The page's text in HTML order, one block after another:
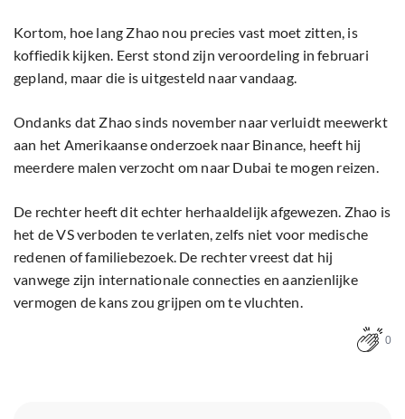
Kortom, hoe lang Zhao nou precies vast moet zitten, is
koffiedik kijken. Eerst stond zijn veroordeling in februari
gepland, maar die is uitgesteld naar vandaag.
Ondanks dat Zhao sinds november naar verluidt meewerkt
aan het Amerikaanse onderzoek naar Binance, heeft hij
meerdere malen verzocht om naar Dubai te mogen reizen.
De rechter heeft dit echter herhaaldelijk afgewezen. Zhao is
het de VS verboden te verlaten, zelfs niet voor medische
redenen of familiebezoek. De rechter vreest dat hij
vanwege zijn internationale connecties en aanzienlijke
vermogen de kans zou grijpen om te vluchten.
0